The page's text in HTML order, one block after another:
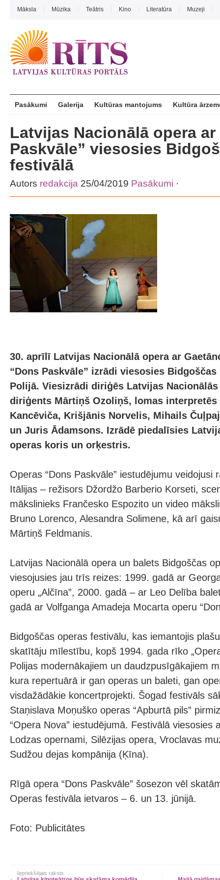
Māksla Mūzika Teātris Kino Literatūra Muzeji
Pasākumi Galerija Kultūras mantojums Kultūra
Latvijas Nacionālā opera
Paskvāle” viesosies
festivālā
Autors redakcija 25/04/2019 Pasākumi ·
30. aprīlī Latvijas Nacionālā opera ar
“Dons Paskvāle” izrādi viesosies
Polijā. Viesizrādi diriģēs Latvijas
diriģents Mārtiņš Ozoliņš, lomas interpretēs
Kancēviča, Krišjānis Norvelis, Mihails
un Juris Ādamsons. Izrādē piedalīsies
operas koris un orķestris.
Operas “Dons Paskvāle” iestudējumu veidojusi
Itālijas – režisors Džordžo Barberio Korseti,
mākslinieks Frančesko Espozito un video
Bruno Lorenco, Alesandra Solimene, kā arī
Mārtiņš Feldmanis.
Latvijas Nacionālā opera un balets Bidgoščas
viesojusies jau trīs reizes: 1999. gadā ar
operu „Alčīna”, 2000. gadā – ar Leo Delība
gadā ar Volfganga Amadeja Mocarta operu
Bidgoščas operas festivālu, kas iemantojis
skatītāju mīlestību, kopš 1994. gada rīko
Polijas modernākajiem un daudzpusīgākajiem
kura repertuārā ir gan operas un baleti, gan
visdažādākie koncertprojekti. Šogad festivāls
Staņislava Moņuško operas “Apburtā pils”
“Opera Nova” iestudējumā. Festivālā viesosies
Lodzas opernami, Silēzijas opera, Vroclavas
Sudžou dejas kompānija (Ķīna).
Rīgā opera “Dons Paskvāle” šosezon vēl
Operas festivāla ietvaros – 6. un 13. jūnijā.
Foto: Publicitātes
Iepriekšējais raksts